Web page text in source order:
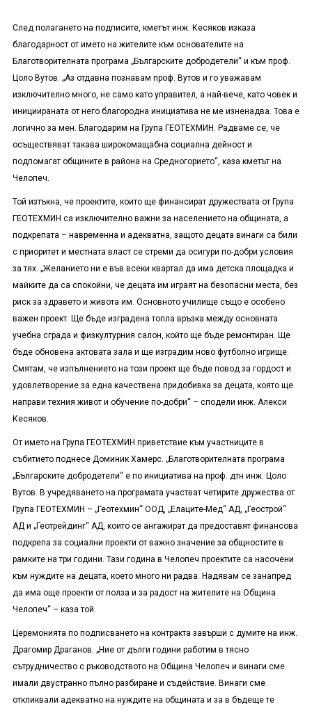
След полагането на подписите, кметът инж. Кесяков изказа
благодарност от името на жителите към основателите на
Благотворителната програма „Българските добродетели“ и към проф.
Цоло Вутов. „Аз отдавна познавам проф. Вутов и го уважавам
изключително много, не само като управител, а най-вече, като човек и
инициираната от него благородна инициатива не ме изненадва. Това е
логично за мен. Благодарим на Група ГЕОТЕХМИН. Радваме се, че
осъществяват такава широкомащабна социална дейност и
подпомагат общините в района на Средногорието“, каза кметът на
Челопеч.
Той изтъкна, че проектите, които ще финансират дружествата от Група
ГЕОТЕХМИН са изключително важни за населението на общината, а
подкрепата – навременна и адекватна, защото децата винаги са били
с приоритет и местната власт се стреми да осигури по-добри условия
за тях. „Желанието ни е във всеки квартал да има детска площадка и
майките да са спокойни, че децата им играят на безопасни места, без
риск за здравето и живота им. Основното училище също е особено
важен проект. Ще бъде изградена топла връзка между основната
учебна сграда и физкултурния салон, който ще бъде ремонтиран. Ще
бъде обновена актовата зала и ще изградим ново футболно игрище.
Смятам, че изпълнението на този проект ще бъде повод за гордост и
удовлетворение за една качествена придобивка за децата, която ще
направи техния живот и обучение по-добри“ – сподели инж. Алекси
Кесяков.
От името на Група ГЕОТЕХМИН приветствие към участниците в
събитието поднесе Доминик Хамерс. „Благотворителната програма
„Българските добродетели“ е по инициатива на проф. дтн инж. Цоло
Вутов. В учредяването на програмата участват четирите дружества от
Група ГЕОТЕХМИН – „Геотехмин“ ООД, „Елаците-Мед“ АД, „Геострой“
АД и „Геотрейдинг“ АД, които се ангажират да предоставят финансова
подкрепа за социални проекти от важно значение за общностите в
рамките на три години. Тази година в Челопеч проектите са насочени
към нуждите на децата, което много ни радва. Надявам се занапред
да има още проекти от полза и за радост на жителите на Община
Челопеч“ – каза той.
Церемонията по подписването на контракта завърши с думите на инж.
Драгомир Драганов. „Ние от дълги години работим в тясно
сътрудничество с ръководството на Община Челопеч и винаги сме
имали двустранно пълно разбиране и съдействие. Винаги сме
откликвали адекватно на нуждите на общината и за в бъдеще те